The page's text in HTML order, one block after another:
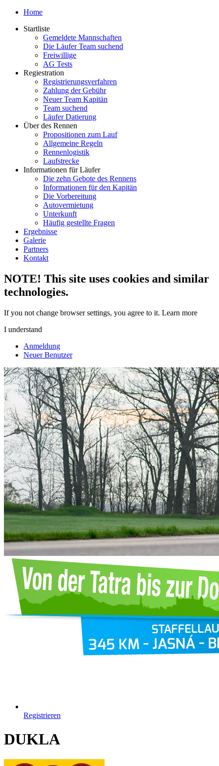
Home
Startliste
Gemeldete Mannschaften
Die Läufer Team suchend
Freiwillige
AG Tests
Regiestration
Registrierungsverfahren
Zahlung der Gebühr
Neuer Team Kapitän
Team suchend
Läufer Datierung
Über des Rennen
Propositionen zum Lauf
Allgemeine Regeln
Rennenlogistik
Laufstrecke
Informationen für Läufer
Die zehn Gebote des Rennens
Informationen für den Kapitän
Die Vorbereitung
Autovermietung
Unterkunft
Häufig gestellte Fragen
Ergebnisse
Galerie
Partners
Kontakt
NOTE! This site uses cookies and similar
technologies.
If you not change browser settings, you agree to it. Learn more
I understand
Anmeldung
Neuer Benutzer
Registrieren
DUKLA